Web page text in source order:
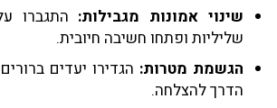
שינוי אמונות מגבילות: התגברו
שליליות ופתחו חשיבה חיובית.
הגשמת מטרות: הגדירו יעדים
הדרך להצלחה.